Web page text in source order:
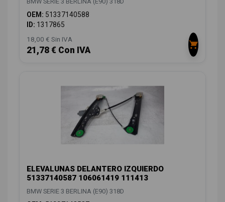
OEM: 51337140588
ID: 1317865
18,00 € Sin IVA
21,78 € Con IVA
ELEVALUNAS DELANTERO IZQUIERDO
51337140587 106061419 111413
BMW SERIE 3 BERLINA (E90) 318D